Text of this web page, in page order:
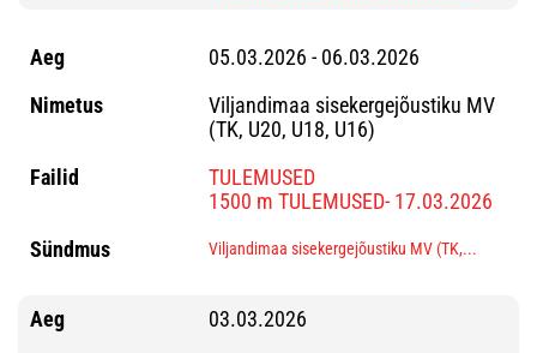
05.03.2026 - 06.03.2026
Viljandimaa sisekergejõustiku MV
(TK, U20, U18, U16)
TULEMUSED
1500 m TULEMUSED- 17.03.2026
Viljandimaa sisekergejõustiku MV (TK,...
03.03.2026